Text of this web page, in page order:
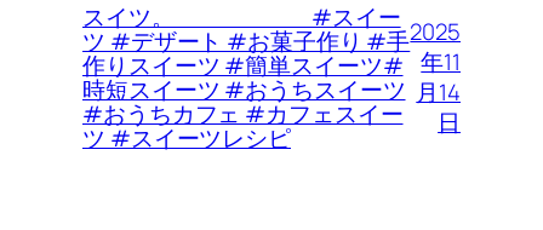
スイツ。 #スイー
ツ #デザート #お菓子作り #手
作りスイーツ #簡単スイーツ#
時短スイーツ #おうちスイーツ
#おうちカフェ #カフェスイー
ツ #スイーツレシピ
2025
年11
月14
日